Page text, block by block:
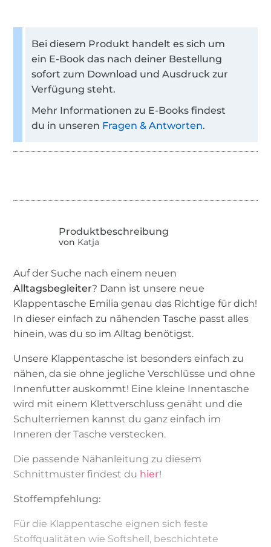
Bei diesem Produkt handelt es sich um
ein E-Book das nach deiner Bestellung
sofort zum Download und Ausdruck zur
Verfügung steht.
Mehr Informationen zu E-Books findest
du in unseren Fragen & Antworten.
von Katja
Auf der Suche nach einem neuen
Alltagsbegleiter? Dann ist unsere neue
Klappentasche Emilia genau das Richtige für dich!
In dieser einfach zu nähenden Tasche passt alles
hinein, was du so im Alltag benötigst.
Unsere Klappentasche ist besonders einfach zu
nähen, da sie ohne jegliche Verschlüsse und ohne
Innenfutter auskommt! Eine kleine Innentasche
wird mit einem Klettverschluss genäht und die
Schulterriemen kannst du ganz einfach im
Inneren der Tasche verstecken.
Die passende Nähanleitung zu diesem
Schnittmuster findest du hier!
Stoffempfehlung:
Für die Klappentasche eignen sich feste
Stoffqualitäten wie Softshell, beschichtete